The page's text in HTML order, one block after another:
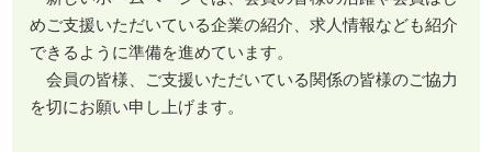
めご支援いただいている企業の紹介、求人情報なども紹介
できるように準備を進めています。
会員の皆様、ご支援いただいている関係の皆様のご協力
を切にお願い申し上げます。